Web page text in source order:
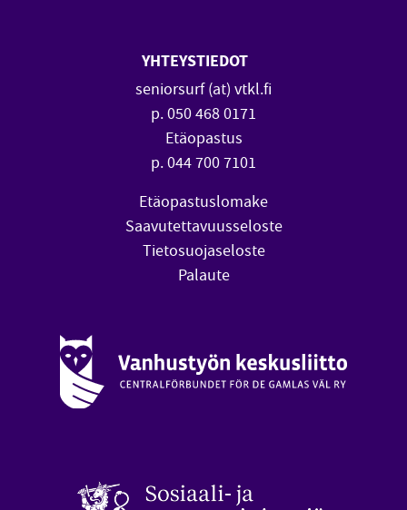
YHTEYSTIEDOT
seniorsurf (at) vtkl.fi
p. 050 468 0171
Etäopastus
p. 044 700 7101
Etäopastuslomake
Saavutettavuusseloste
Tietosuojaseloste
Palaute